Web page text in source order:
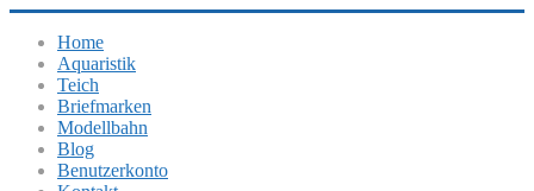
Home
Aquaristik
Teich
Briefmarken
Modellbahn
Blog
Benutzerkonto